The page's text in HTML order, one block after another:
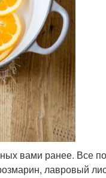
вами ранее. Все
лавровый